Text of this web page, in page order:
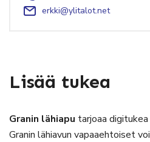
erkki@ylitalot.net
Lisää tukea
Granin lähiapu tarjoaa
Granin lähiavun vapaaehtoiset